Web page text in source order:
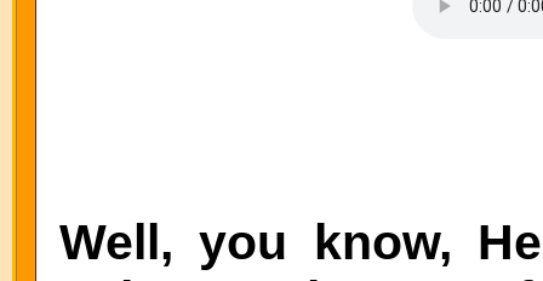
Well, you know,